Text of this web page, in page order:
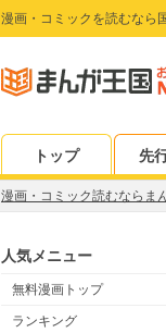
漫画・コミックを読むなら
トップ 先
漫画・コミック読むならま
人気メニュー
無料漫画トップ
ランキング